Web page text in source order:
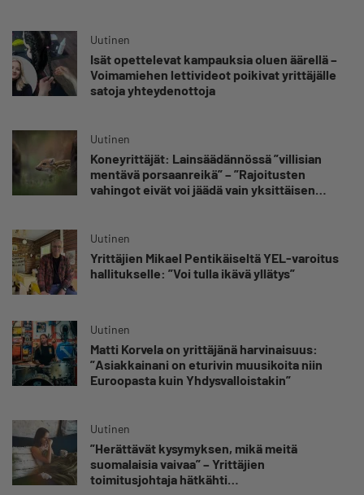
Uutinen
Isät opettelevat kampauksia oluen äärellä –
Voimamiehen lettivideot poikivat yrittäjälle
satoja yhteydenottoja
Uutinen
Koneyrittäjät: Lainsäädännössä ”villisian
mentävä porsaanreikä” – ”Rajoitusten
vahingot eivät voi jäädä vain yksittäisen
Uutinen
Yrittäjien Mikael Pentikäiseltä YEL-varoitus
hallitukselle: ”Voi tulla ikävä yllätys”
Uutinen
Matti Korvela on yrittäjänä harvinaisuus:
”Asiakkainani on eturivin muusikoita niin
Euroopasta kuin Yhdysvalloistakin”
Uutinen
”Herättävät kysymyksen, mikä meitä
suomalaisia vaivaa” – Yrittäjien
toimitusjohtaja hätkähti